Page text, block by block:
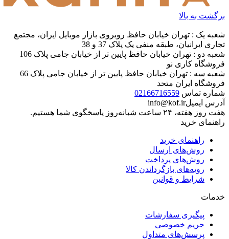
برگشت به بالا
شعبه یک : تهران خیابان حافظ روبروی بازار موبایل ایران، مجتمع
تجاری ایرانیان، طبقه منفی یک پلاک 37 و 38
شعبه دو : تهران خیابان حافظ پایین تر از خیابان جامی پلاک 106
فروشگاه کاری نو
شعبه سه : تهران خیابان حافظ پایین تر از خیابان جامی پلاک 66
فروشگاه ایران متحد
شماره تماس 02166716559
آدرس ایمیلinfo@kof.ir
هفت روز هفته، ۲۴ ساعت شبانه‌روز پاسخگوی شما هستیم.
راهنمای خرید
راهنمای خرید
روش‌های ارسال
روش‌های پرداخت
رویه‌های بازگرداندن کالا
شرایط و قوانین
خدمات
پیگیری سفارشات
حریم خصوصی
پرسش‌های متداول